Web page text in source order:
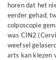
horen dat het
eerder gehad,
colposcopie
was CIN2
weefsel
arts kan kiezen